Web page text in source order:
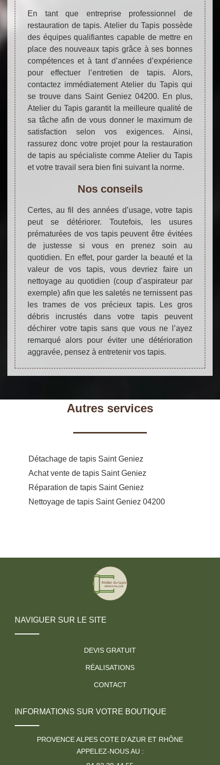
En tant que entreprise professionnel de
restauration de tapis. Atelier du Tapis possède
des équipes qualifiantes capable de mettre en
place des nouveaux tapis grâce à ses bonnes
compétences et à tant d’années d’expérience
pour effectuer l’entretien de tapis. Alors,
contactez immédiatement Atelier du Tapis qui
se trouve dans Saint Geniez 04200. En plus,
Atelier du Tapis garantit la meilleure qualité de
sa tâche afin de vous donner le maximum de
satisfaction selon vos exigences. Ainsi,
rassurez donc votre projet pour la restauration
de tapis au spécialiste comme Atelier du Tapis
et votre travail sera bien fini suivant la norme.
Nos conseils
Certes, au fil des années d’usage, votre tapis
peut se détériorer. Toutefois, les usures
prématurées de vos tapis peuvent être évitées
de justesse si vous en prenez soin au
quotidien. En effet, pour garder la beauté et la
valeur de vos tapis, vous devriez faire un
nettoyage au quotidien (coup d’aspirateur par
exemple) afin que les saletés ne ternissent pas
les trames de vos précieux tapis. Les gros
débris incrustés dans votre tapis peuvent
déchirer votre tapis sans que vous ne l’ayez
remarqué alors pour éviter une détérioration
aggravée, pensez à entretenir vos tapis.
Autres services
Détachage de tapis Saint Geniez
Achat vente de tapis Saint Geniez
Réparation de tapis Saint Geniez
Nettoyage de tapis Saint Geniez 04200
NAVIGUER SUR LE SITE
DEVIS GRATUIT
RÉALISATIONS
CONTACT
INFORMATIONS SUR VOTRE BOUTIQUE
PROVENCE ALPES COTE D'AZUR ET RHÔNE
APPELEZ-NOUS AU :